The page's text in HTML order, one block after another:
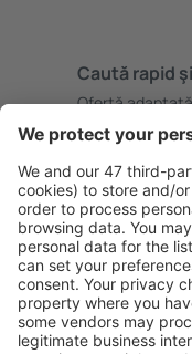
Caută rapid
Ofertă
Planifică ȋn
Rezervare
Prețuri
conectați.